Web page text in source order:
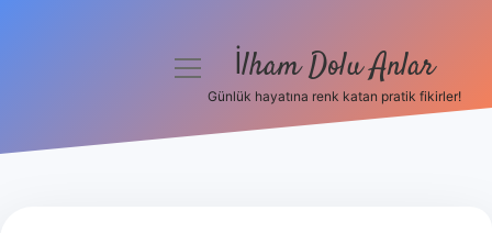
menüyü İlham Dolu Anlar
Günlük hayatına renk katan pratik fikirler!